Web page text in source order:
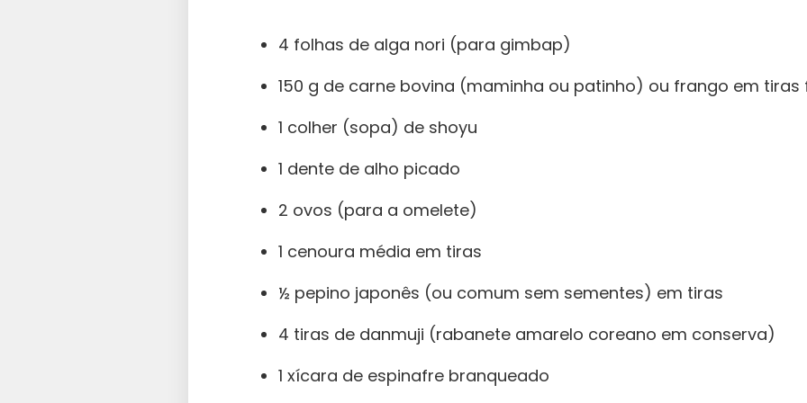
4 folhas de alga nori (para gimbap)
150 g de carne bovina (maminha ou patinho) ou frango em tiras
1 colher (sopa) de shoyu
1 dente de alho picado
2 ovos (para a omelete)
1 cenoura média em tiras
½ pepino japonês (ou comum sem sementes) em tiras
4 tiras de danmuji (rabanete amarelo coreano em conserva)
1 xícara de espinafre branqueado